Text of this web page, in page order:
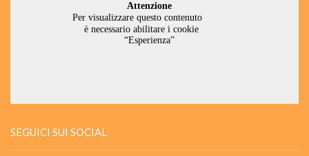
SEGUICI SUI SOCIAL